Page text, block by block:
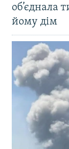
об’єднала
йому дім